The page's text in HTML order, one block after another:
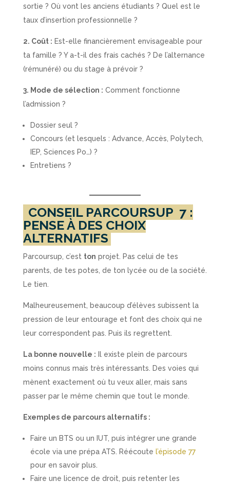
sortie ? Où vont les anciens étudiants ? Quel est le
taux d’insertion professionnelle ?
2. Coût : Est-elle financièrement envisageable pour
ta famille ? Y a-t-il des frais cachés ? De l’alternance
(rémunéré) ou du stage à prévoir ?
3. Mode de sélection : Comment fonctionne
l’admission ?
Dossier seul ?
Concours (et lesquels : Advance, Accès, Polytech,
IEP, Sciences Po…) ?
Entretiens ?
CONSEIL PARCOURSUP 7 :
PENSE À DES CHOIX
ALTERNATIFS
Parcoursup, c’est ton projet. Pas celui de tes
parents, de tes potes, de ton lycée ou de la société.
Le tien.
Malheureusement, beaucoup d’élèves subissent la
pression de leur entourage et font des choix qui ne
leur correspondent pas. Puis ils regrettent.
La bonne nouvelle : Il existe plein de parcours
moins connus mais très intéressants. Des voies qui
mènent exactement où tu veux aller, mais sans
passer par le même chemin que tout le monde.
Exemples de parcours alternatifs :
Faire un BTS ou un IUT, puis intégrer une grande
école via une prépa ATS. Réécoute l’épisode 77
pour en savoir plus.
Faire une licence de droit, puis retenter les